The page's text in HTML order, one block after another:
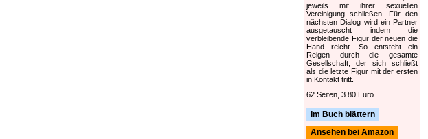
jeweils mit ihrer sexuellen
Vereinigung schließen. Für den
nächsten Dialog wird ein Partner
ausgetauscht indem die
verbleibende Figur der neuen die
Hand reicht. So entsteht ein
Reigen durch die gesamte
Gesellschaft, der sich schließt
als die letzte Figur mit der ersten
in Kontakt tritt.
62 Seiten, 3.80 Euro
Im Buch blättern
Ansehen bei Amazon